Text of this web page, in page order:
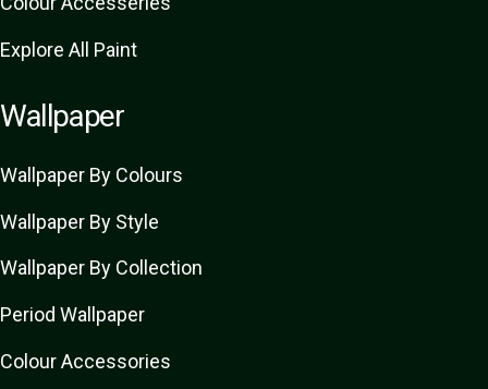
Explore All Paint
Wallpaper
Wallpaper By Colours
Wallpaper By Style
Wallpaper By Collection
Period Wallpaper
Colour Accessories